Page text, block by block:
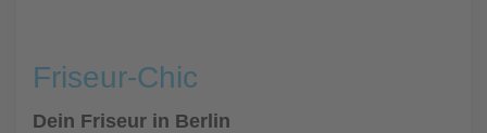
Friseur-Chic
Dein Friseur in Berlin